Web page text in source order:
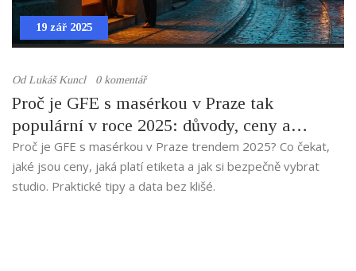
19 zář 2025
OdLukáš Kuncl 0 komentář
Proč je GFE s masérkou v Praze tak
populární v roce 2025: důvody, ceny a
etiketa
Proč je GFE s masérkou v Praze trendem 2025? Co čekat,
jaké jsou ceny, jaká platí etiketa a jak si bezpečně vybrat
studio. Praktické tipy a data bez klišé.